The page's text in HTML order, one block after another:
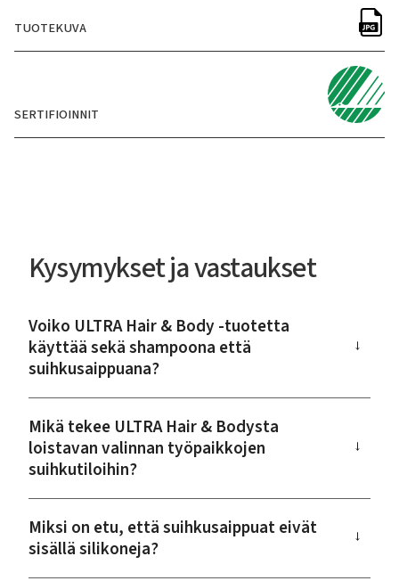
TUOTEKUVA
SERTIFIOINNIT
Kysymykset ja vastaukset
Voiko ULTRA Hair & Body -tuotetta
käyttää sekä shampoona että
suihkusaippuana?
→
Mikä tekee ULTRA Hair & Bodysta
loistavan valinnan työpaikkojen
suihkutiloihin?
→
Miksi on etu, että suihkusaippuat eivät
sisällä silikoneja?
→